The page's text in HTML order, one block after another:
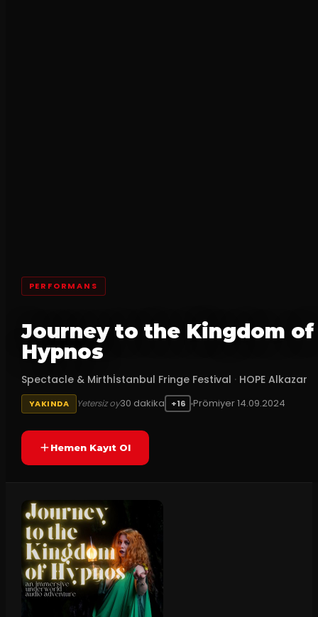
PERFORMANS
Journey to the Kingdom of
Hypnos
Spectacle & Mirthİstanbul Fringe Festival · HOPE Alkazar
YAKINDA Yetersiz oy30 dakika +16 Prömiyer14.09.2024
Hemen Kayıt Ol